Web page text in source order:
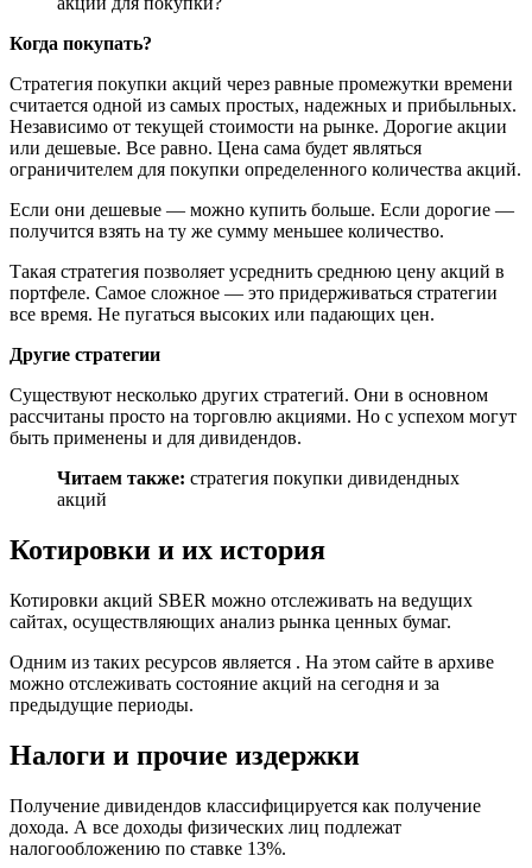
Когда покупать?
Стратегия покупки акций через равные промежутки времени
считается одной из самых простых, надежных и прибыльных.
Независимо от текущей стоимости на рынке. Дорогие акции
или дешевые. Все равно. Цена сама будет являться
ограничителем для покупки определенного количества акций.
Если они дешевые — можно купить больше. Если дорогие —
получится взять на ту же сумму меньшее количество.
Такая стратегия позволяет усреднить среднюю цену акций в
портфеле. Самое сложное — это придерживаться стратегии
все время. Не пугаться высоких или падающих цен.
Другие стратегии
Существуют несколько других стратегий. Они в основном
рассчитаны просто на торговлю акциями. Но с успехом могут
быть применены и для дивидендов.
Читаем также: стратегия покупки дивидендных
акций
Котировки и их история
Котировки акций SBER можно отслеживать на ведущих
сайтах, осуществляющих анализ рынка ценных бумаг.
Одним из таких ресурсов является . На этом сайте в архиве
можно отслеживать состояние акций на сегодня и за
предыдущие периоды.
Налоги и прочие издержки
Получение дивидендов классифицируется как получение
дохода. А все доходы физических лиц подлежат
налогообложению по ставке 13%.